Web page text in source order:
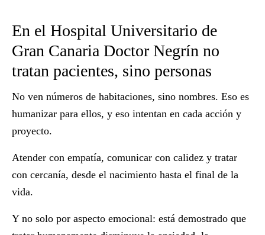
En el Hospital Universitario de
Gran Canaria Doctor Negrín no
tratan pacientes, sino personas
No ven números de habitaciones, sino nombres. Eso es
humanizar para ellos, y eso intentan en cada acción y
proyecto.
Atender con empatía, comunicar con calidez y tratar
con cercanía, desde el nacimiento hasta el final de la
vida.
Y no solo por aspecto emocional: está demostrado que